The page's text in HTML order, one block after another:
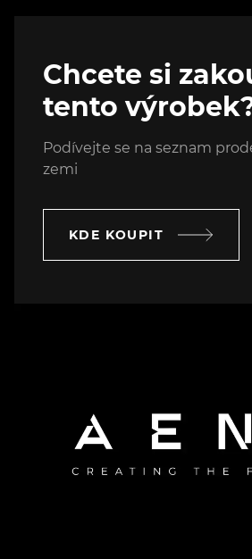
Chcete si
tento
Podívejte se na seznam
zemi
KDE KOUPIT